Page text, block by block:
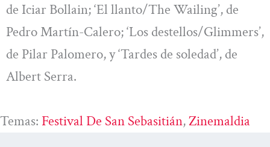
de Iciar Bollain; ‘El llanto/The Wailing’, de
Pedro Martín-Calero; ‘Los destellos/Glimmers’,
de Pilar Palomero, y ‘Tardes de soledad’, de
Albert Serra.
Temas: Festival De San Sebasitián, Zinemaldia